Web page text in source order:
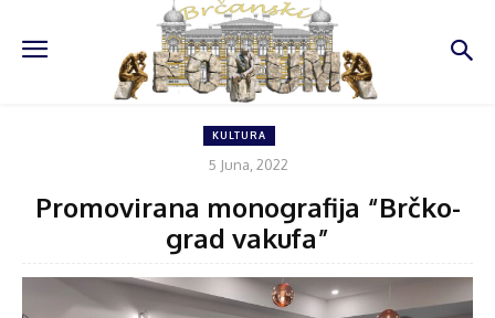
KULTURA
5 Juna, 2022
Promovirana monografija “Brčko-
grad vakufa”